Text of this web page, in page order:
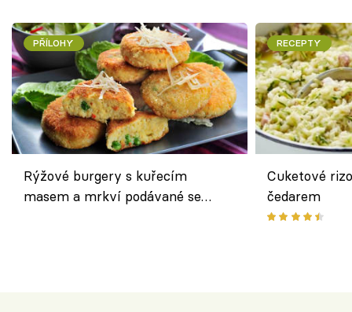
PŘÍLOHY
Rýžové burgery s kuřecím
masem a mrkví podávané se
RECEPTY
Cuketové
čedarem